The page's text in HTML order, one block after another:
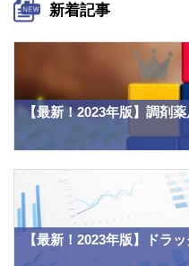
新着記事
【最新！2023年版】調剤
【最新！2023年版】ドラ